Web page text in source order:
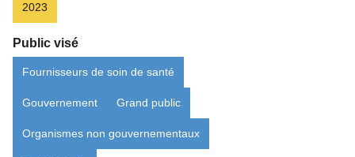
2023
Public visé
Fournisseurs de soin de santé
Gouvernement Grand public
Organismes non gouvernementaux